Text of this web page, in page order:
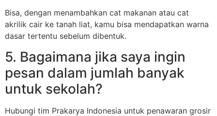
Bisa, dengan menambahkan cat makanan atau cat
akrilik cair ke tanah liat, kamu bisa mendapatkan warna
dasar tertentu sebelum dibentuk.
5. Bagaimana jika saya ingin
pesan dalam jumlah banyak
untuk sekolah?
Hubungi tim Prakarya Indonesia untuk penawaran grosir